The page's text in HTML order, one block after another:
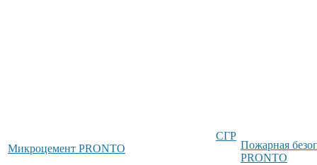
СГР
Микроцемент PRONTO
Пожарная
PRONTO